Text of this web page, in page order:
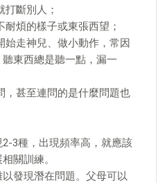
斷別人；
煩的樣子或東張西望；
走神兒、做小動作，常因
東西總是聽一點，漏一
甚至連問的是什麼問題也
3種，出現頻率高，就應該
關訓練。
發現潛在問題。父母可以